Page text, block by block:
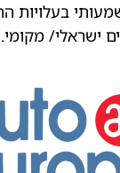
בעלויות
ישראלי/ מקומי.